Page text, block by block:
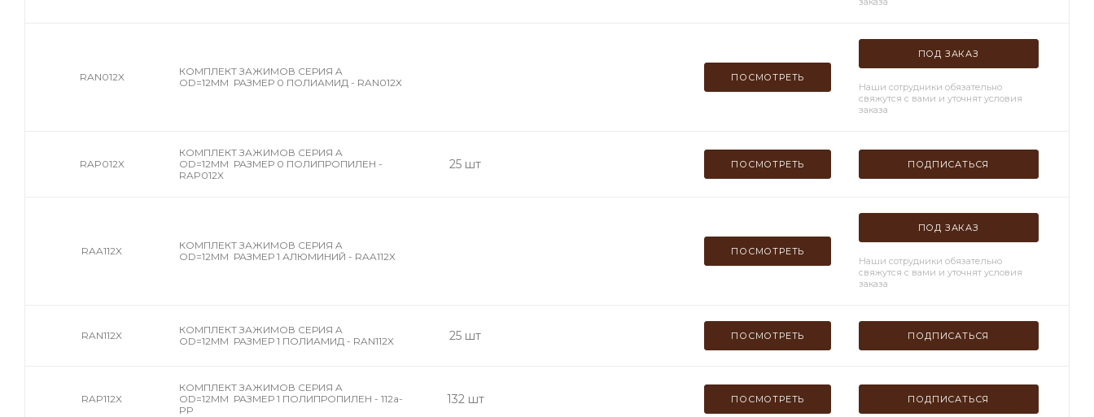
RAN012X
КОМПЛЕКТ ЗАЖИМОВ СЕРИЯ A
OD=12MM РАЗМЕР 0 ПОЛИАМИД - RAN012X
ПОСМОТРЕТЬ
ПОД ЗАКАЗ
Наши сотрудники обязательно
свяжутся с вами и уточнят условия
заказа
RAP012X
КОМПЛЕКТ ЗАЖИМОВ СЕРИЯ A
OD=12MM РАЗМЕР 0 ПОЛИПРОПИЛЕН -
RAP012X
25 шт ПОСМОТРЕТЬ ПОДПИСАТЬСЯ
RAA112X
КОМПЛЕКТ ЗАЖИМОВ СЕРИЯ A
OD=12MM РАЗМЕР 1 АЛЮМИНИЙ - RAA112X
ПОСМОТРЕТЬ
ПОД ЗАКАЗ
Наши сотрудники обязательно
свяжутся с вами и уточнят условия
заказа
RAN112X
КОМПЛЕКТ ЗАЖИМОВ СЕРИЯ A
OD=12MM РАЗМЕР 1 ПОЛИАМИД - RAN112X
25 шт ПОСМОТРЕТЬ ПОДПИСАТЬСЯ
RAP112X
КОМПЛЕКТ ЗАЖИМОВ СЕРИЯ A
OD=12MM РАЗМЕР 1 ПОЛИПРОПИЛЕН - 112a-
PP
132 шт ПОСМОТРЕТЬ ПОДПИСАТЬСЯ